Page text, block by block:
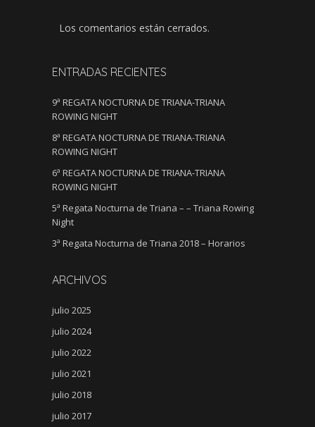
Los comentarios están cerrados.
ENTRADAS RECIENTES
9ª REGATA NOCTURNA DE TRIANA-TRIANA
ROWING NIGHT
8ª REGATA NOCTURNA DE TRIANA-TRIANA
ROWING NIGHT
6ª REGATA NOCTURNA DE TRIANA-TRIANA
ROWING NIGHT
5ª Regata Nocturna de Triana – – Triana Rowing
Night
3ª Regata Nocturna de Triana 2018 – Horarios
ARCHIVOS
julio 2025
julio 2024
julio 2022
julio 2021
julio 2018
julio 2017